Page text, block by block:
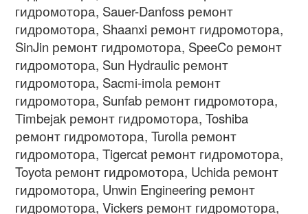
гидромотора, Sauer-Danfoss ремонт
гидромотора, Shaanxi ремонт гидромотора,
SinJin ремонт гидромотора, SpeeCo ремонт
гидромотора, Sun Hydraulic ремонт
гидромотора, Sacmi-imola ремонт
гидромотора, Sunfab ремонт гидромотора,
Timbejak ремонт гидромотора, Toshiba
ремонт гидромотора, Turolla ремонт
гидромотора, Tigercat ремонт гидромотора,
Toyota ремонт гидромотора, Uchida ремонт
гидромотора, Unwin Engineering ремонт
гидромотора, Vickers ремонт гидромотора,